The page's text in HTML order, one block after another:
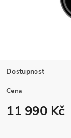
Dostupnost
Cena
11 990 Kč